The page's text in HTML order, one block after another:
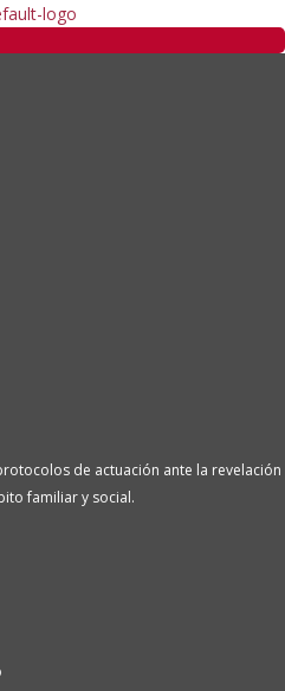
de actuación ante la revelación
familiar y social.